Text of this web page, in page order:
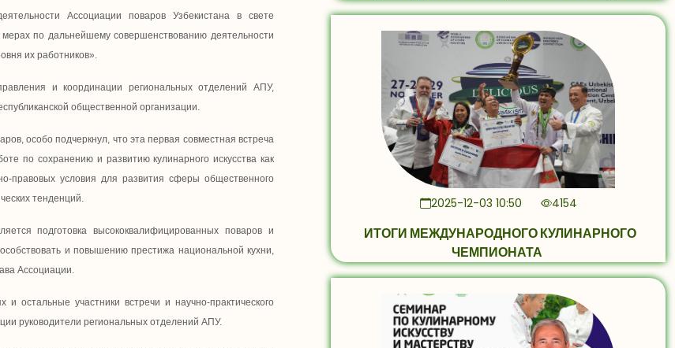
Ассоциации поваров Узбекистана в свете
по дальнейшему совершенствованию деятельности
их работников».
и координации региональных отделений АПУ,
общественной организации.
особо подчеркнул, что эта первая совместная встреча
по сохранению и развитию кулинарного искусства как
правовых условия для развития сферы общественного
тенденций.
подготовка высококвалифицированных поваров и
и повышению престижа национальной кухни,
Ассоциации.
остальные участники встречи и научно-практического
руководители региональных отделений АПУ.
2025-12-03 10:50 4154
ИТОГИ МЕЖДУНАРОДНОГО КУЛИНАРНОГО
ЧЕМПИОНАТА